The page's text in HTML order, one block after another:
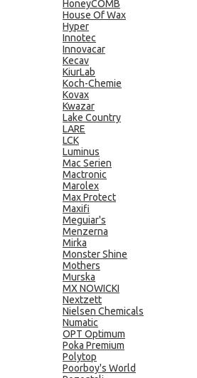
HoneyCOMB
House Of Wax
Hyper
Innotec
Innovacar
Kecav
KiurLab
Koch-Chemie
Kovax
Kwazar
Lake Country
LARE
LCK
Luminus
Mac Serien
Mactronic
Marolex
Max Protect
Maxifi
Meguiar's
Menzerna
Mirka
Monster Shine
Mothers
Murska
MX NOWICKI
Nextzett
Nielsen Chemicals
Numatic
OPT Optimum
Poka Premium
Polytop
Poorboy's World